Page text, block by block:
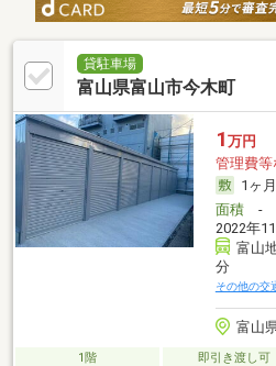
貸駐車場
富山県富山市今木町
1 万円
管理費等
1ヶ月
面積-
2022年
富山
分
その他の交
富山
1階 即引き渡し可